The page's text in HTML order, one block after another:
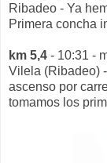
Ribadeo - Ya
Primera concha
km 5,4 - 10:31 -
Vilela (Ribadeo)
ascenso por
tomamos los